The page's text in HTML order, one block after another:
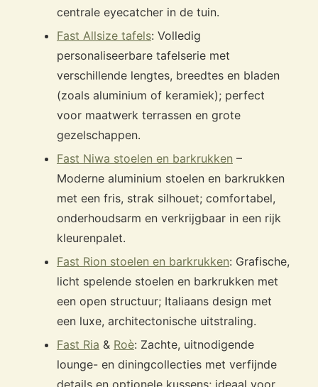
centrale eyecatcher in de tuin.
Fast Allsize tafels: Volledig
personaliseerbare tafelserie met
verschillende lengtes, breedtes en bladen
(zoals aluminium of keramiek); perfect
voor maatwerk terrassen en grote
gezelschappen.
Fast Niwa stoelen en barkrukken –
Moderne aluminium stoelen en barkrukken
met een fris, strak silhouet; comfortabel,
onderhoudsarm en verkrijgbaar in een rijk
kleurenpalet.
Fast Rion stoelen en barkrukken: Grafische,
licht spelende stoelen en barkrukken met
een open structuur; Italiaans design met
een luxe, architectonische uitstraling.
Fast Ria & Roè: Zachte, uitnodigende
lounge- en diningcollecties met verfijnde
details en optionele kussens; ideaal voor